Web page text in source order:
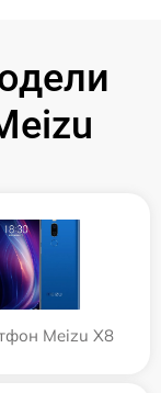
Meizu X8